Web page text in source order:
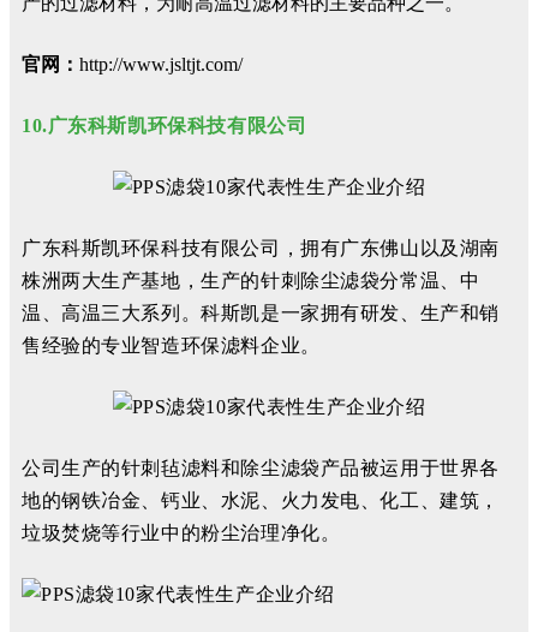
官网： http://www.jsltjt.com/
10.广东科斯凯环保科技有限公司
广东科斯凯环保科技有限公司，拥有广东佛山以及湖南
株洲两大生产基地，生产的针刺除尘滤袋分常温、中
温、高温三大系列。科斯凯是一家拥有研发、生产和销
售经验的专业智造环保滤料企业。
公司生产的针刺毡滤料和除尘滤袋产品被运用于世界各
地的钢铁冶金、钙业、水泥、火力发电、化工、建筑，
垃圾焚烧等行业中的粉尘治理净化。